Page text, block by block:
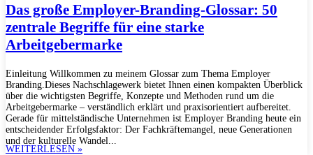
Das große Employer-Branding-Glossar: 50
zentrale Begriffe für eine starke
Arbeitgebermarke
Einleitung Willkommen zu meinem Glossar zum Thema Employer
Branding.Dieses Nachschlagewerk bietet Ihnen einen kompakten Überblick
über die wichtigsten Begriffe, Konzepte und Methoden rund um die
Arbeitgebermarke – verständlich erklärt und praxisorientiert aufbereitet.
Gerade für mittelständische Unternehmen ist Employer Branding heute ein
entscheidender Erfolgsfaktor: Der Fachkräftemangel, neue Generationen
und der kulturelle Wandel...
WEITERLESEN »